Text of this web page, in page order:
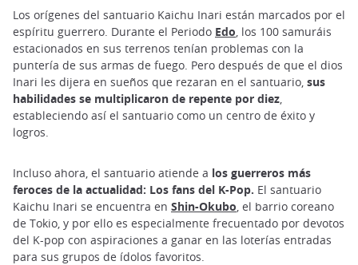
Los orígenes del santuario Kaichu Inari están marcados por el
espíritu guerrero. Durante el Periodo Edo, los 100 samuráis
estacionados en sus terrenos tenían problemas con la
puntería de sus armas de fuego. Pero después de que el dios
Inari les dijera en sueños que rezaran en el santuario, sus
habilidades se multiplicaron de repente por diez,
estableciendo así el santuario como un centro de éxito y
logros.
Incluso ahora, el santuario atiende a los guerreros más
feroces de la actualidad: Los fans del K-Pop. El santuario
Kaichu Inari se encuentra en Shin-Okubo , el barrio coreano
de Tokio, y por ello es especialmente frecuentado por devotos
del K-pop con aspiraciones a ganar en las loterías entradas
para sus grupos de ídolos favoritos.